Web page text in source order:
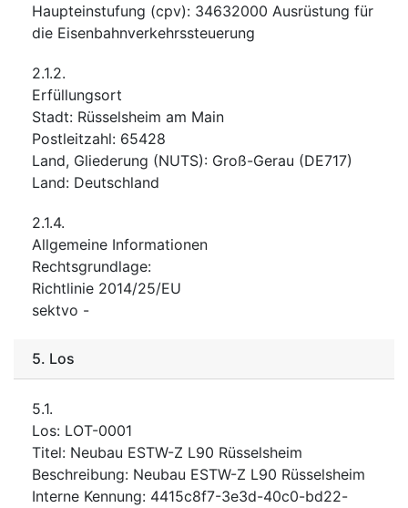
Haupteinstufung (cpv): 34632000 Ausrüstung für
die Eisenbahnverkehrssteuerung
2.1.2.
Erfüllungsort
Stadt: Rüsselsheim am Main
Postleitzahl: 65428
Land, Gliederung (NUTS): Groß-Gerau (DE717)
Land: Deutschland
2.1.4.
Allgemeine Informationen
Rechtsgrundlage:
Richtlinie 2014/25/EU
sektvo -
5. Los
5.1.
Los: LOT-0001
Titel: Neubau ESTW-Z L90 Rüsselsheim
Beschreibung: Neubau ESTW-Z L90 Rüsselsheim
Interne Kennung: 4415c8f7-3e3d-40c0-bd22-